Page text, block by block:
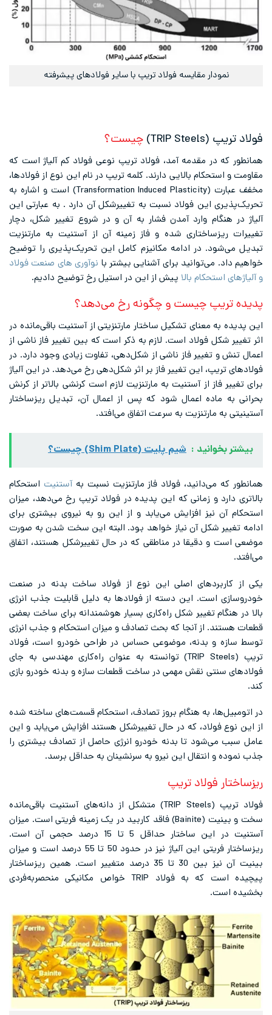
نمودار مقایسه فولاد تریپ با سایر فولادهای پیشرفته
فولاد تریپ (TRIP Steels) چیست؟
همانطور که در مقدمه آمد، فولاد تریپ نوعی فولاد کم آلیاژ است که
مقاومت و استحکام بالایی دارند. کلمه تریپ در نام این نوع از فولادها،
مخفف عبارت (Transformation Induced Plasticity) است و اشاره به
تحریک‌پذیری این فولاد نسبت به تغییرشکل آن دارد . به عبارتی این
آلیاژ در هنگام وارد آمدن فشار به آن و در شروع تغییر شکل، دچار
تغییرات ریزساختاری شده و فاز زمینه آن از آستنیت به مارتنزیت
تبدیل می‌شود. در ادامه مکانیزم کامل این تحریک‌پذیری را توضیح
خواهیم داد. می‌توانید برای آشنایی بیشتر با نوآوری های صنعت فولاد
و آلیاژ‌های استحکام بالا پیش از این در استیل رخ توضیح دادیم.
پدیده تریپ چیست و چگونه رخ می‌دهد؟
این پدیده به معنای تشکیل ساختار مارتنزیتی از آستنیت باقی‌مانده در
اثر تغییر شکل فولاد است. لازم به ذکر است که بین تغییر فاز ناشی از
اعمال تنش و تغییر فاز ناشی از شکل‌دهی، تفاوت زیادی وجود دارد. در
فولادهای تریپ، این تغییر فاز بر اثر شکل‌دهی رخ می‌دهد. در این آلیاژ
برای تغییر فاز از آستنیت به مارتنزیت لازم است کرنشی بالاتر از کرنش
بحرانی به ماده اعمال شود که پس از اعمال آن، تبدیل ریزساختار
آستینیتی به مارتنزیت به سرعت اتفاق می‌افتد.
بیشتر بخوانید : شیم پلیت (Shim Plate) چیست؟
همانطور که می‌دانید، فولاد فاز مارتنزیت نسبت به آستنیت استحکام
بالاتری دارد و زمانی که این پدیده در فولاد تریپ رخ می‌دهد، میزان
استحکام آن نیز افزایش می‌یابد و از این رو به نیروی بیشتری برای
ادامه تغییر شکل آن نیاز خواهد بود. البته این سخت شدن به صورت
موضعی است و دقیقا در مناطقی که در حال تغییرشکل هستند، اتفاق
می‌افتد.
یکی از کاربردهای اصلی این نوع از فولاد ساخت بدنه در صنعت
خودروسازی است. این دسته از فولادها به دلیل قابلیت جذب انرژی
بالا در هنگام تغییر شکل راه‌کاری بسیار هوشمندانه برای ساخت بعضی
قطعات هستند. از آنجا که بحث تصادف و میزان استحکام و جذب انرژی
توسط سازه و بدنه، موضوعی حساس در طراحی خودرو است، فولاد
تریپ
(TRIP Steels) توانسته به عنوان راه‌کاری مهندسی به جای
فولادهای سنتی نقش مهمی در ساخت قطعات سازه و بدنه خودرو بازی
کند.
در اتومبیل‌ها، به هنگام بروز تصادف، استحکام قسمت‌های ساخته شده
از این نوع فولاد، که در حال تغییرشکل هستند افزایش می‌یابد و این
عامل سبب می‌‌شود تا بدنه خودرو انرژی حاصل از تصادف بیشتری را
جذب نموده و انتقال این نیرو به سرنشینان به حداقل برسد.
ریزساختار فولاد تریپ
فولاد تریپ
(TRIP Steels) متشکل از دانه‌های آستنیت باقی‌مانده
سخت و بینیت (Bainite) فاقد کاربید در یک زمینه فریتی است. میزان
آستنیت در این ساختار حداقل 5 تا 15 درصد حجمی آن است.
ریزساختار فریتی این آلیاژ نیز در حدود 50 تا 55 درصد است و میزان
بینیت آن نیز بین 30 تا 35 درصد متغییر است. همین ریزساختار
پیچیده است که به فولاد TRIP خواص مکانیکی منحصربه‌فردی
بخشیده است.